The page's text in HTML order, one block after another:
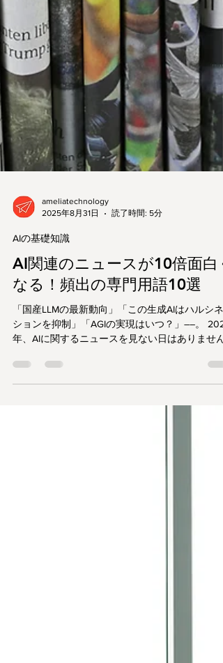
2025年8月31日
AIの基礎知識
AI関連のニュースが10倍面白
なる！頻出の専門用語10選
「国産LLMの最新動向」「この生成AIはハルシネ
ションを抑制」「AGIの実現はいつ？」――。 2025
年、AIに関するニュースを見ない日はありません